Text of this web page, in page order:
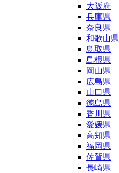
大阪府
兵庫県
奈良県
和歌山県
鳥取県
島根県
岡山県
広島県
山口県
徳島県
香川県
愛媛県
高知県
福岡県
佐賀県
長崎県